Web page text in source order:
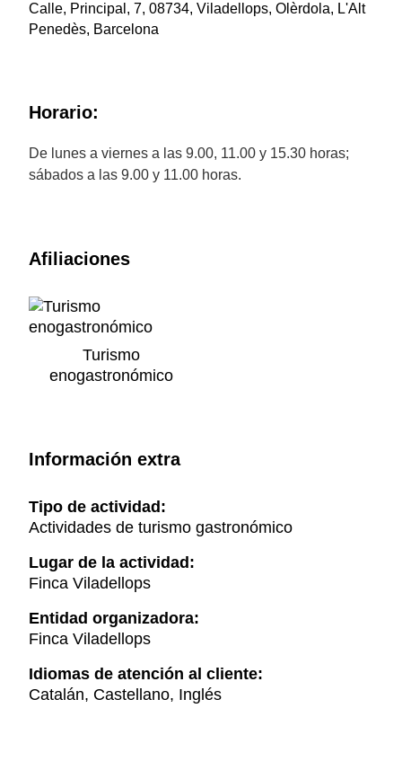
Calle, Principal, 7, 08734, Viladellops, Olèrdola, L'Alt
Penedès, Barcelona
Horario:
De lunes a viernes a las 9.00, 11.00 y 15.30 horas;
sábados a las 9.00 y 11.00 horas.
Afiliaciones
Turismo
enogastronómico
Información extra
Tipo de actividad:
Actividades de turismo gastronómico
Lugar de la actividad:
Finca Viladellops
Entidad organizadora:
Finca Viladellops
Idiomas de atención al cliente:
Catalán, Castellano, Inglés